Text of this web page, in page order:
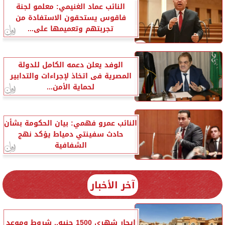
النائب عماد الغنيمي: معلمو لجنة
فاقوس يستحقون الاستفادة من
تجربتهم وتعميمها على...
الوفد يعلن دعمه الكامل للدولة
المصرية فى اتخاذ لإجراءات والتدابير
لحماية الأمن...
النائب عمرو فهمي: بيان الحكومة بشأن
حادث سفينتي دمياط يؤكد نهج
الشفافية
آخر الأخبار